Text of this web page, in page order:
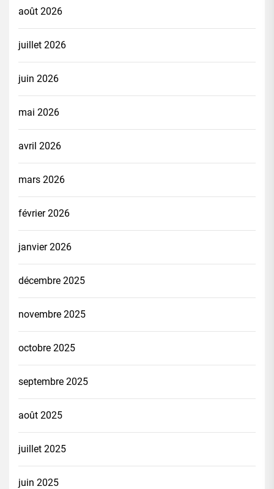
août 2026
juillet 2026
juin 2026
mai 2026
avril 2026
mars 2026
février 2026
janvier 2026
décembre 2025
novembre 2025
octobre 2025
septembre 2025
août 2025
juillet 2025
juin 2025